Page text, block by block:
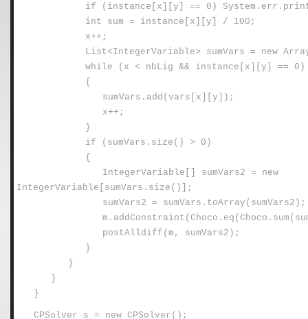
if (instance[x][y] == 0)
int sum = instance[x][y] / 100;
x++;
List<IntegerVariable> sumVars = new
while (x < nbLig && instance[x][y] == 0)
{
sumVars.add(vars[x][y]);
x++;
}
if (sumVars.size() > 0)
{
IntegerVariable[] sumVars2 = new
IntegerVariable[sumVars.size()];
sumVars2 = sumVars.toArray(sumVars2);
postAlldiff(m, sumVars2);
}
}
}
}
CPSolver s = new CPSolver();